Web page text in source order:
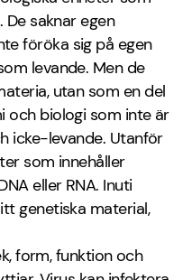
saknar egen
föröka sig på egen
levande. Men de
utan som en del
och biologi som inte är
icke-levande. Utanför
som innehåller
eller RNA. Inuti
genetiska material,
form, funktion och